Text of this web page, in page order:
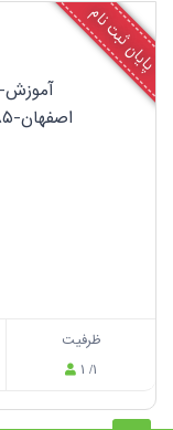
پایان ثبت نام
اصفهان-۱۴۰۴۹۲۹۵۷۳۴۸/۴۷۸۵-۱۴۰۴-بانوان
ظرفیت
۱ /۱